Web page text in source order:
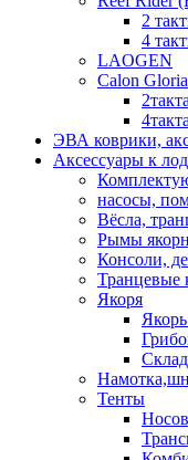
2
4
LAOGEN
Calon
2такта
4такта
ЭВА коврики,
Аксессуары к
насосы,
Вёсла,
Рымы
Консоли,
Транцевые
Якоря
Тенты